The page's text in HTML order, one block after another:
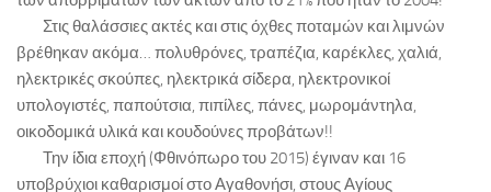
Στις θαλάσσιες ακτές και στις όχθες ποταμών και λιμνών
βρέθηκαν ακόμα… πολυθρόνες, τραπέζια, καρέκλες, χαλιά,
ηλεκτρικές σκούπες, ηλεκτρικά σίδερα, ηλεκτρονικοί
υπολογιστές, παπούτσια, πιπίλες, πάνες, μωρομάντηλα,
οικοδομικά υλικά και κουδούνες προβάτων!!
Την ίδια εποχή (Φθινόπωρο του 2015) έγιναν και 16
υποβρύχιοι καθαρισμοί στο Αγαθονήσι, στους Αγίους